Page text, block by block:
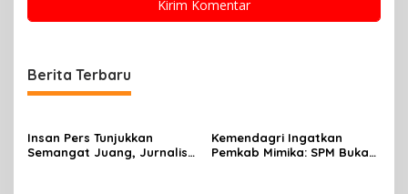
Berita Terbaru
Insan Pers Tunjukkan
Semangat Juang, Jurnalis
Kemendagri Ingatkan
Pemkab Mimika: SPM Bukan